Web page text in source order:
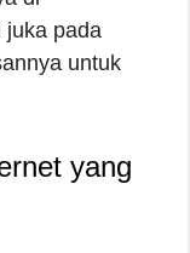
juka pada
untuk
yang